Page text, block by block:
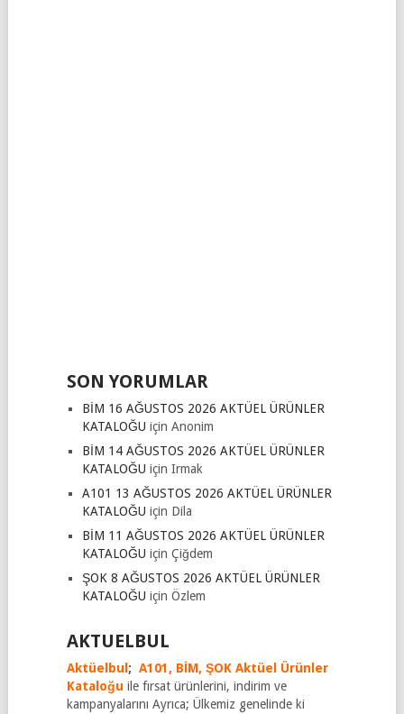
SON YORUMLAR
BİM 16 AĞUSTOS 2026 AKTÜEL ÜRÜNLER
KATALOĞU için Anonim
BİM 14 AĞUSTOS 2026 AKTÜEL ÜRÜNLER
KATALOĞU için Irmak
A101 13 AĞUSTOS 2026 AKTÜEL ÜRÜNLER
KATALOĞU için Dila
BİM 11 AĞUSTOS 2026 AKTÜEL ÜRÜNLER
KATALOĞU için Çiğdem
ŞOK 8 AĞUSTOS 2026 AKTÜEL ÜRÜNLER
KATALOĞU için Özlem
AKTUELBUL
Aktüelbul ; A101, BİM, ŞOK Aktüel Ürünler
Kataloğu ile fırsat ürünlerini, indirim ve
kampanyalarını Ayrıca; Ülkemiz genelinde ki